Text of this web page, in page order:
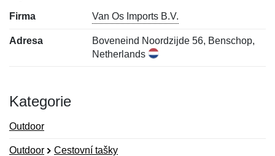
Firma Van Os Imports B.V.
Adresa
Boveneind Noordzijde 56, Benschop,
Netherlands
Kategorie
Outdoor
Outdoor Cestovní tašky